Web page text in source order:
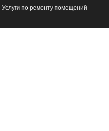
Услуги по ремонту помещений